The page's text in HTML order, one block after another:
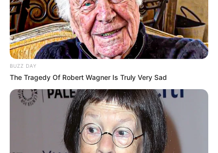
BUZZ DAY
The Tragedy Of Robert Wagner Is Truly Very Sad